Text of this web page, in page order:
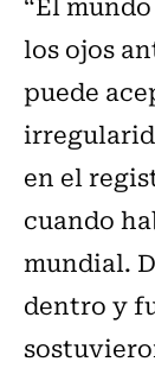
los ojos
puede
en el
cuando
mundial.
dentro y